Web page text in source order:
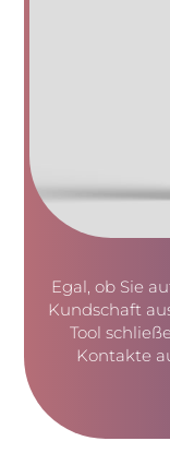
Egal, ob Sie
Kundschaft
Tool
Kontakte